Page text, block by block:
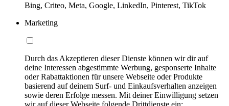
Bing, Criteo, Meta, Google, LinkedIn, Pinterest, TikTok
Marketing
Durch das Akzeptieren dieser Dienste können wir dir auf
deine Interessen abgestimmte Werbung, gesponserte Inhalte
oder Rabattaktionen für unsere Webseite oder Produkte
basierend auf deinem Surf- und Einkaufsverhalten anzeigen
sowie deren Erfolge messen. Mit deiner Einwilligung setzen
wir auf dieser Webseite folgende Drittdienste ein: